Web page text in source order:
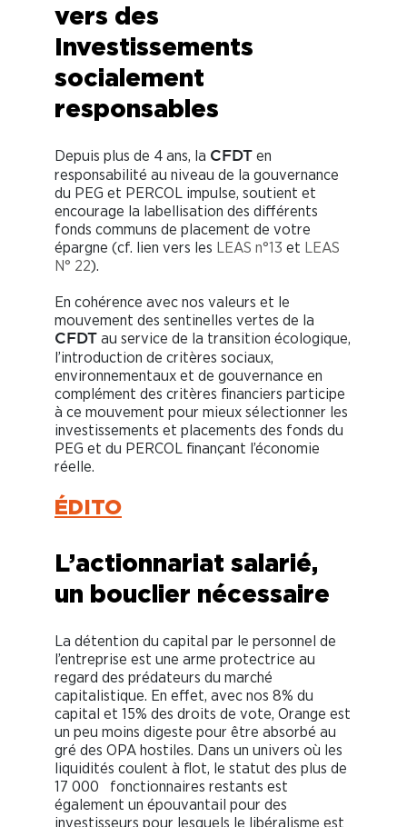
vers des
Investissements
socialement
responsables
Depuis plus de 4 ans, la CFDT
en
responsabilité au niveau de la gouvernance
du PEG et PERCOL impulse, soutient et
encourage la labellisation des différents
fonds communs de placement de votre
épargne (cf. lien vers les
LEAS n°13 et
LEAS
N° 22).
En cohérence avec nos valeurs et le
mouvement des sentinelles vertes de la
CFDT
au service de la transition écologique,
l’introduction de critères sociaux,
environnementaux et de gouvernance en
complément des critères financiers participe
à ce mouvement pour mieux sélectionner les
investissements et placements des fonds du
PEG et du PERCOL finançant l’économie
réelle.
ÉDITO
L’actionnariat salarié,
un bouclier nécessaire
La détention du capital par le personnel de
l’entreprise est une arme protectrice au
regard des prédateurs du marché
capitalistique. En effet, avec nos 8% du
capital et 15% des droits de vote, Orange est
un peu moins digeste pour être absorbé au
gré des OPA hostiles. Dans un univers où les
liquidités coulent à flot, le statut des plus de
17 000 fonctionnaires restants est
également un épouvantail pour des
investisseurs pour lesquels le libéralisme est